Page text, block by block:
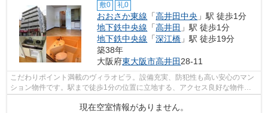
敷0 礼0
おおさか東線 「高井田中央 」駅 徒歩1分
地下鉄中央線 「高井田 」駅 徒歩1分
地下鉄中央線 「深江橋 」駅 徒歩19分
築38年
大阪府東大阪市高井田28-11
こだわりポイント満載のヴィラオビラ。設備充実、防犯性も高い安心のマン
ション物件です。駅まで徒歩1分の位置に立地する、アクセス良好な物件で
現在空室情報がありません。